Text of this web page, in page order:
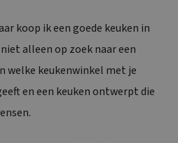
koop ik een goede keuken in
alleen op zoek naar een
welke keukenwinkel met je
en een keuken ontwerpt die